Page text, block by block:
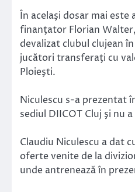
În acelaşi dosar mai
finanţator Florian
devalizat clubul clujean
jucători transferaţi cu
Ploieşti.
Niculescu s-a prezentat
sediul DIICOT Cluj şi nu
Claudiu Niculescu a dat
oferte venite de la
unde antrenează în